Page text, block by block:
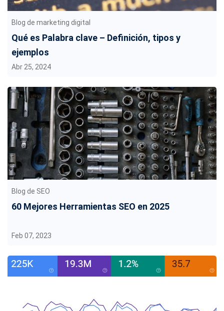
Blog de marketing digital
Qué es Palabra clave – Definición, tipos y
ejemplos
Abr 25, 2024
Blog de SEO
60 Mejores Herramientas SEO en 2025
Feb 07, 2023